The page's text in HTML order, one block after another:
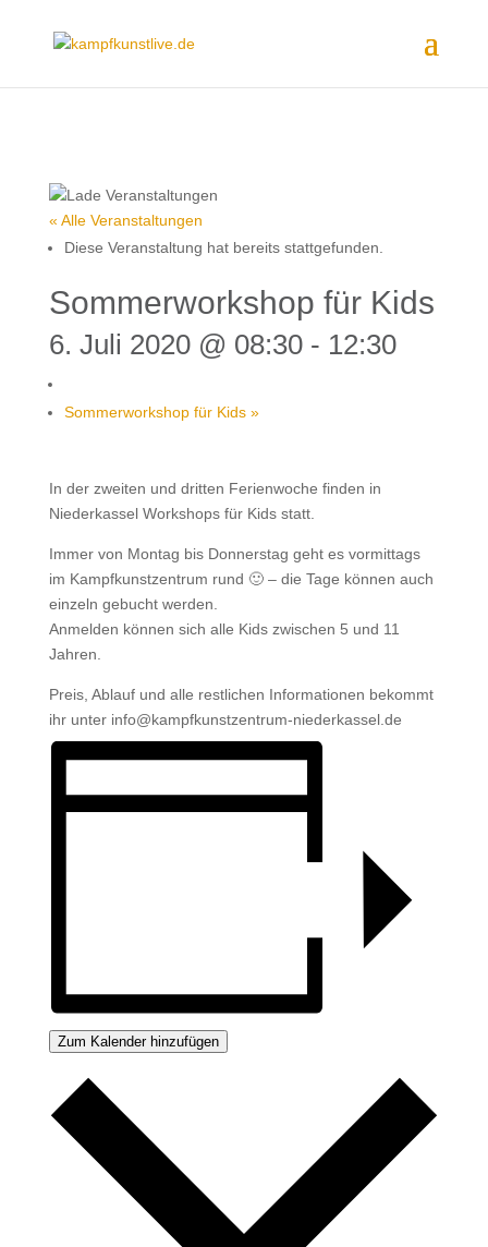
« Alle Veranstaltungen
Diese Veranstaltung hat bereits stattgefunden.
Sommerworkshop für Kids
6. Juli 2020 @ 08:30- 12:30
Sommerworkshop für Kids »
In der zweiten und dritten Ferienwoche finden in
Niederkassel Workshops für Kids statt.
Immer von Montag bis Donnerstag geht es vormittags
im Kampfkunstzentrum rund 🙂 – die Tage können auch
einzeln gebucht werden.
Anmelden können sich alle Kids zwischen 5 und 11
Jahren.
Preis, Ablauf und alle restlichen Informationen bekommt
ihr unter info@kampfkunstzentrum-niederkassel.de
Zum Kalender hinzufügen